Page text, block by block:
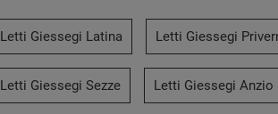
Letti Giessegi Latina Letti Giessegi
Letti Giessegi Sezze Letti Giessegi Anzio